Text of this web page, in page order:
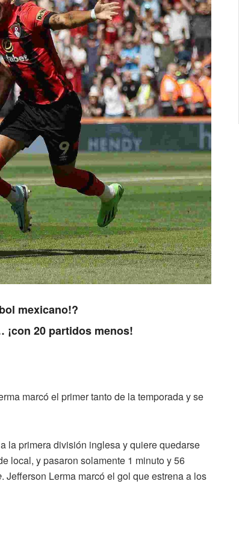
mexicano!?
20 partidos menos!
marcó el primer tanto de la temporada y se
la primera división inglesa y quiere quedarse
local, y pasaron solamente 1 minuto y 56
. Jefferson Lerma marcó el gol que estrena a los